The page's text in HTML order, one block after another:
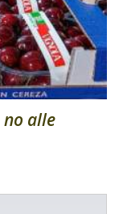
no alle